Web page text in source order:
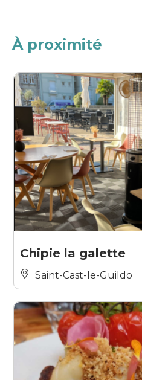
À proximité
Chipie la galette
Saint-Cast-le-Guildo